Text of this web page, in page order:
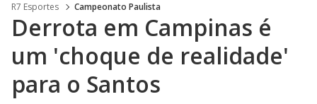
R7 Esportes Campeonato Paulista
Derrota em Campinas é
um 'choque de realidade'
para o Santos